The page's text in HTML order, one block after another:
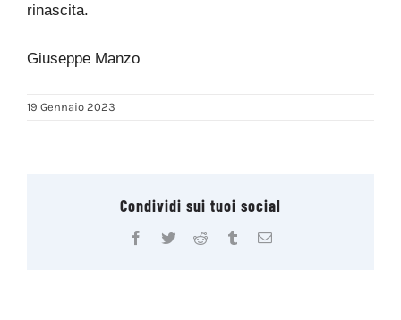
rinascita.
Giuseppe Manzo
19 Gennaio 2023
Condividi sui tuoi social
Facebook
TwitterReddit TumblrEmail